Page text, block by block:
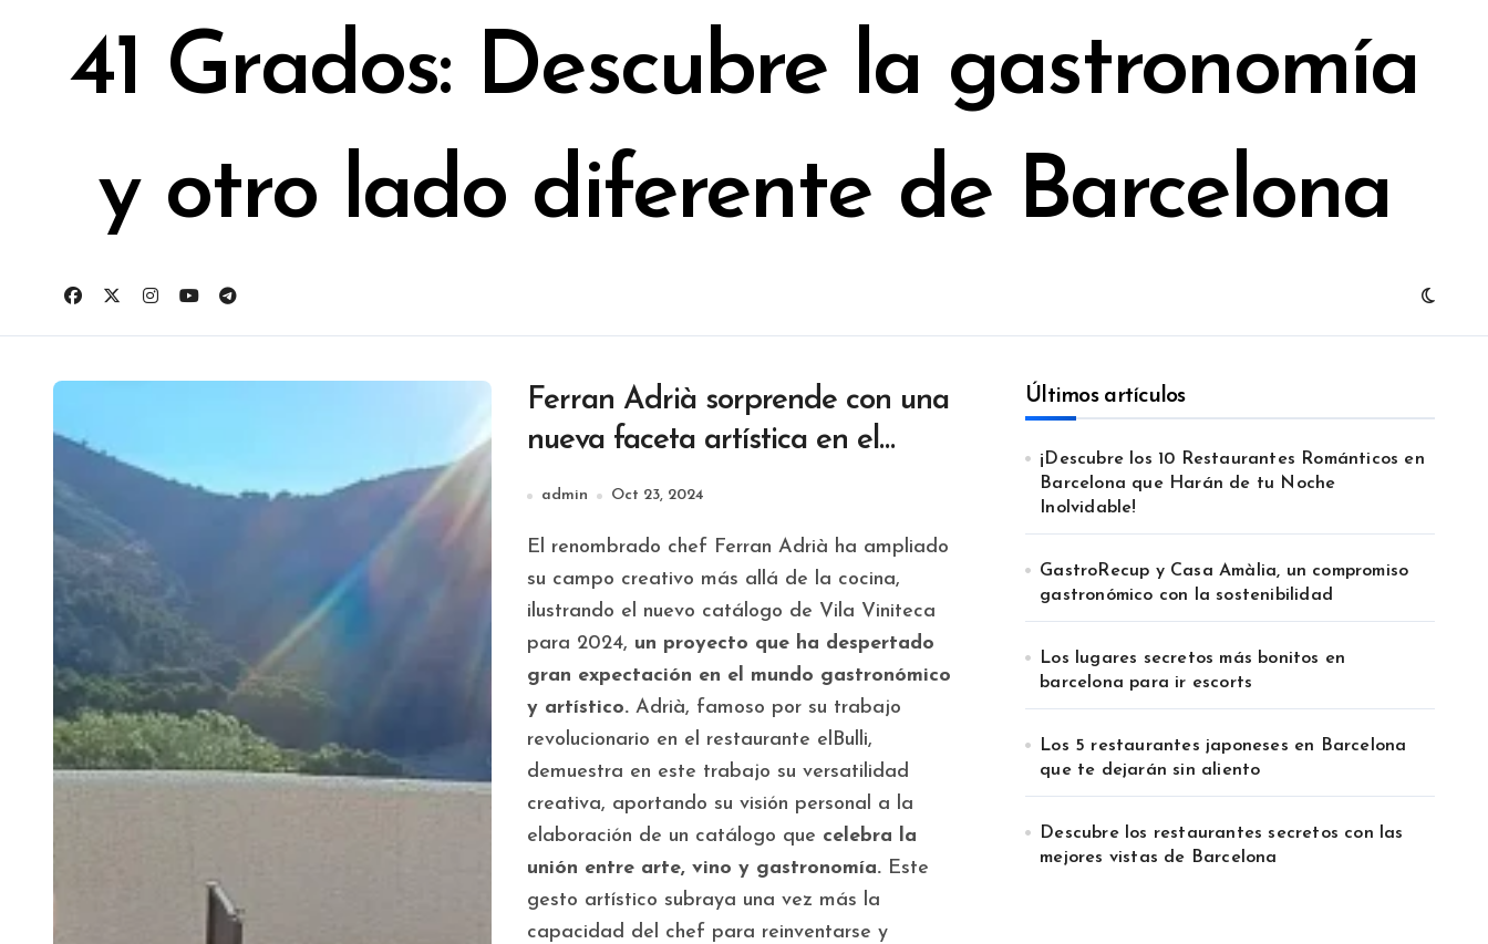
41 Grados: Descubre la gastronomía
y otro lado diferente de Barcelona
Ferran Adrià sorprende con una
nueva faceta artística en el
catálogo de Vila Viniteca
admin Oct 23, 2024
El renombrado chef Ferran Adrià ha ampliado
su campo creativo más allá de la cocina,
ilustrando el nuevo catálogo de Vila Viniteca
para 2024, un proyecto que ha despertado
gran expectación en el mundo gastronómico
y artístico. Adrià, famoso por su trabajo
revolucionario en el restaurante elBulli,
demuestra en este trabajo su versatilidad
creativa, aportando su visión personal a la
elaboración de un catálogo que celebra la
unión entre arte, vino y gastronomía. Este
gesto artístico subraya una vez más la
capacidad del chef para reinventarse y
Últimos artículos
¡Descubre los 10 Restaurantes Románticos en
Barcelona que Harán de tu Noche
Inolvidable!
GastroRecup y Casa Amàlia, un compromiso
gastronómico con la sostenibilidad
Los lugares secretos más bonitos en
barcelona para ir escorts
Los 5 restaurantes japoneses en Barcelona
que te dejarán sin aliento
Descubre los restaurantes secretos con las
mejores vistas de Barcelona